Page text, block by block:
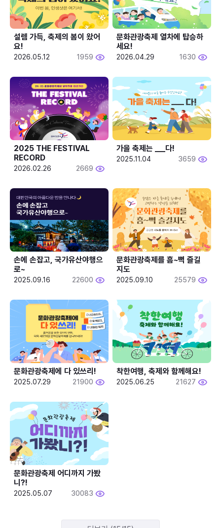
설렘 가득, 축제의 봄이 왔어
요!
2026.05.12 1959
문화관광축제 열차에 탑승하
세요!
2026.04.29 1630
2025 THE FESTIVAL
RECORD
2026.02.26 2669
2025.11.04 3659
손에 손잡고, 국가유산야행으
로~
2025.09.16 22600
문화관광축제를 흠~뻑 즐길
지도
2025.09.10 25579
문화관광축제에 다 있쓰리!
2025.07.29 21900
착한여행, 축제와 함께해요!
2025.06.25 21627
문화관광축제 어디까지 가봤
니?!
2025.05.07 30083